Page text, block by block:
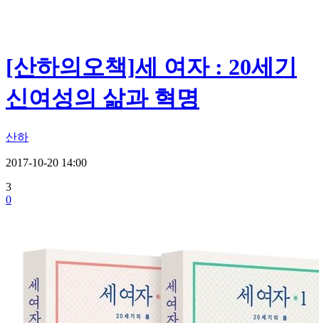
[산하의오책]세 여자 : 20세기
신여성의 삶과 혁명
산하
2017-10-20 14:00
3
0